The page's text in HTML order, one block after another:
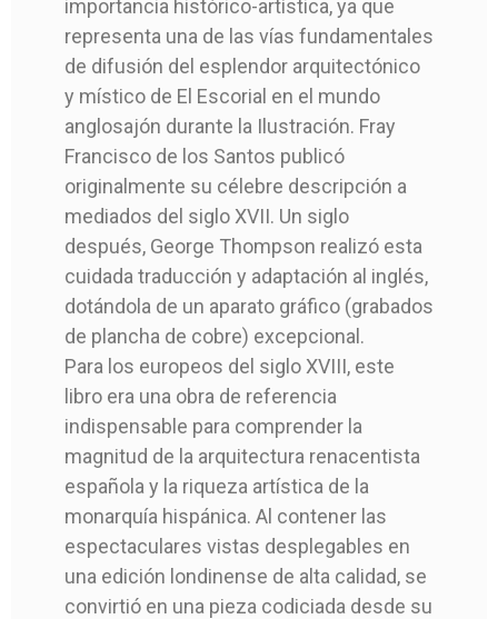
importancia histórico-artística, ya que
representa una de las vías fundamentales
de difusión del esplendor arquitectónico
y místico de El Escorial en el mundo
anglosajón durante la Ilustración. Fray
Francisco de los Santos publicó
originalmente su célebre descripción a
mediados del siglo XVII. Un siglo
después, George Thompson realizó esta
cuidada traducción y adaptación al inglés,
dotándola de un aparato gráfico (grabados
de plancha de cobre) excepcional.
Para los europeos del siglo XVIII, este
libro era una obra de referencia
indispensable para comprender la
magnitud de la arquitectura renacentista
española y la riqueza artística de la
monarquía hispánica. Al contener las
espectaculares vistas desplegables en
una edición londinense de alta calidad, se
convirtió en una pieza codiciada desde su
1783
Madrid
Bien
Plena piel
1 Edición
1783
Madrid
Bien
Plena piel
1 Edición